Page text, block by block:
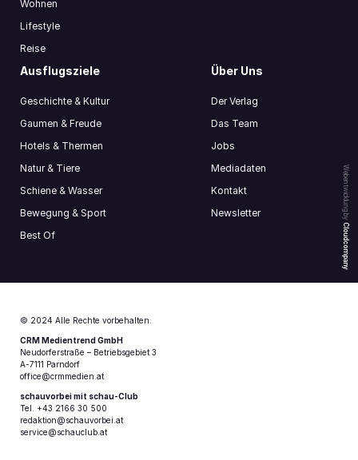
Webentwicklung by
Cloudcompany
Wohnen
Lifestyle
Reise
Ausflugsziele
Geschichte & Kultur
Gaumen & Freude
Hotels & Thermen
Natur & Tiere
Schiene & Wasser
Bewegung & Sport
Best Of
Über Uns
Der Verlag
Das Team
Jobs
Mediadaten
Kontakt
Newsletter
© 2024 Alle Rechte vorbehalten.
CRM Medientrend GmbH
Neudorferstraße – Betriebsgebiet 3
A-7111 Parndorf
office@crmmedien.at
schauvorbei mit schau-Club
Tel. +43 2166 30 500
redaktion@schauvorbei.at
service@schauclub.at